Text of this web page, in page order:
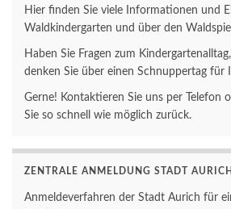
Hier finden Sie viele Informationen und
Waldkindergarten und über den
Haben Sie Fragen zum
denken Sie über einen Schnuppertag für
Gerne! Kontaktieren Sie uns per Telefon
Sie so schnell wie möglich zurück.
ZENTRALE ANMELDUNG STADT AURICH
Anmeldeverfahren der Stadt Aurich für